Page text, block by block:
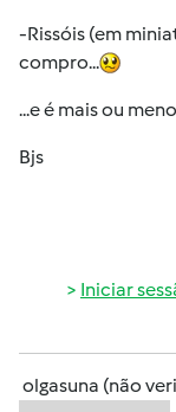
-Rissóis (em
compro...
...e é mais ou
Bjs
Iniciar
olgasuna (não